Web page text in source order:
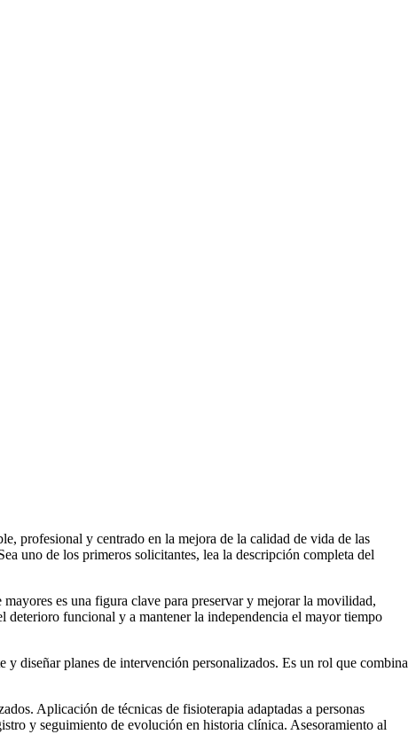
profesional y centrado en la mejora de la calidad de vida de las
uno de los primeros solicitantes, lea la descripción completa del
es una figura clave para preservar y mejorar la movilidad,
deterioro funcional y a mantener la independencia el mayor tiempo
diseñar planes de intervención personalizados. Es un rol que combina
Aplicación de técnicas de fisioterapia adaptadas a personas
y seguimiento de evolución en historia clínica. Asesoramiento al